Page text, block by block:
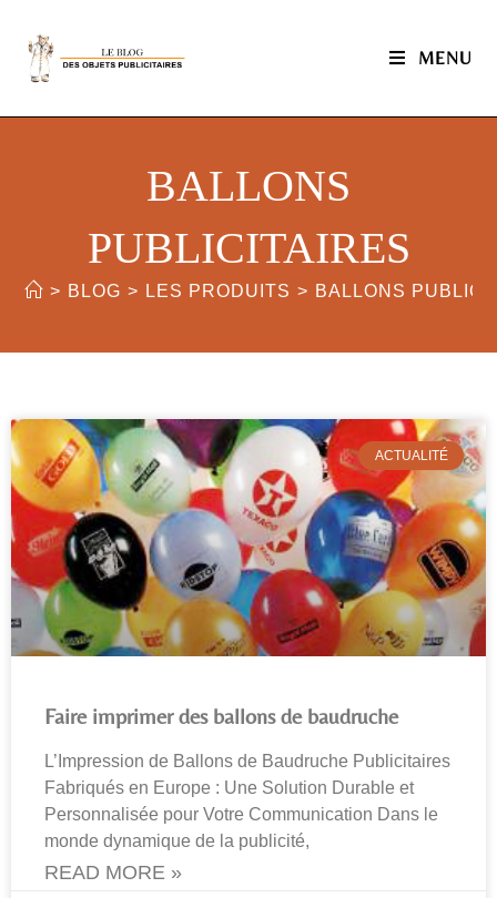
MENU
BALLONS
PUBLICITAIRES
> BLOG > LES PRODUITS > BALLONS
ACTUALITÉ
Faire imprimer des ballons de baudruche
L’Impression de Ballons de Baudruche Publicitaires
Fabriqués en Europe : Une Solution Durable et
Personnalisée pour Votre Communication Dans le
monde dynamique de la publicité,
READ MORE »